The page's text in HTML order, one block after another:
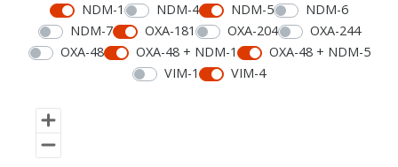
NDM-1
NDM-4 NDM-5
NDM-6
NDM-7
OXA-181 OXA-204
OXA-244
OXA-48
OXA-48 + NDM-1
OXA-48 + NDM-5
VIM-1
VIM-4